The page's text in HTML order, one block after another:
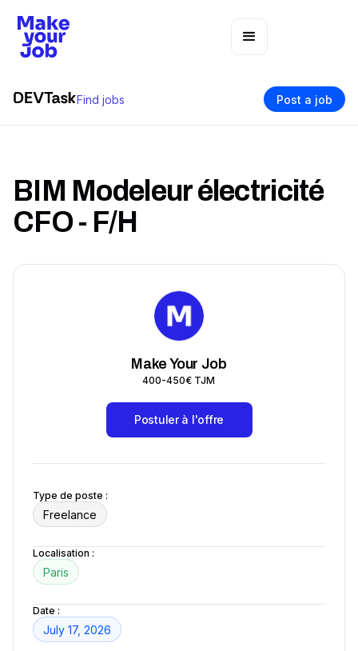
Find jobs Post a job
BIM Modeleur électricité
CFO - F/H
Make Your Job
400-450€ TJM
Postuler à l'offre
Type de poste :
Freelance
Localisation :
Paris
Date :
July 17, 2026